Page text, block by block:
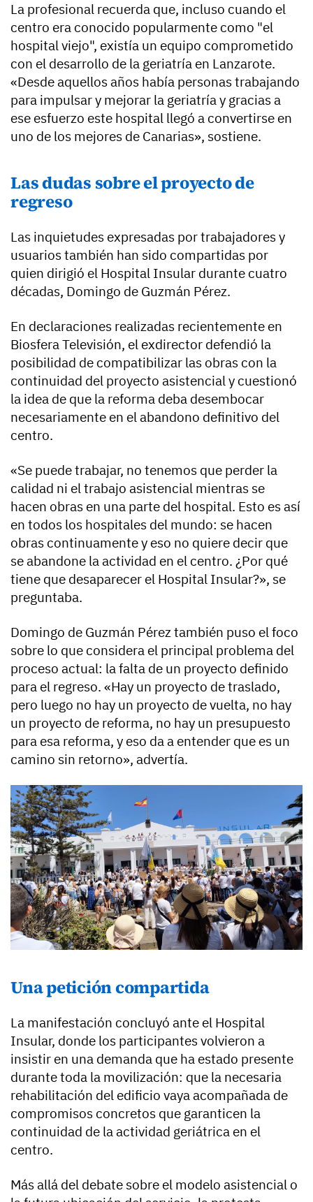
La profesional recuerda que, incluso cuando el
centro era conocido popularmente como "el
hospital viejo", existía un equipo comprometido
con el desarrollo de la geriatría en Lanzarote.
«Desde aquellos años había personas trabajando
para impulsar y mejorar la geriatría y gracias a
ese esfuerzo este hospital llegó a convertirse en
uno de los mejores de Canarias», sostiene.
Las dudas sobre el proyecto de
regreso
Las inquietudes expresadas por trabajadores y
usuarios también han sido compartidas por
quien dirigió el Hospital Insular durante cuatro
décadas, Domingo de Guzmán Pérez.
En declaraciones realizadas recientemente en
Biosfera Televisión, el exdirector defendió la
posibilidad de compatibilizar las obras con la
continuidad del proyecto asistencial y cuestionó
la idea de que la reforma deba desembocar
necesariamente en el abandono definitivo del
centro.
«Se puede trabajar, no tenemos que perder la
calidad ni el trabajo asistencial mientras se
hacen obras en una parte del hospital. Esto es así
en todos los hospitales del mundo: se hacen
obras continuamente y eso no quiere decir que
se abandone la actividad en el centro. ¿Por qué
tiene que desaparecer el Hospital Insular?», se
preguntaba.
Domingo de Guzmán Pérez también puso el foco
sobre lo que considera el principal problema del
proceso actual: la falta de un proyecto definido
para el regreso. «Hay un proyecto de traslado,
pero luego no hay un proyecto de vuelta, no hay
un proyecto de reforma, no hay un presupuesto
para esa reforma, y eso da a entender que es un
camino sin retorno», advertía.
Una petición compartida
La manifestación concluyó ante el Hospital
Insular, donde los participantes volvieron a
insistir en una demanda que ha estado presente
durante toda la movilización: que la necesaria
rehabilitación del edificio vaya acompañada de
compromisos concretos que garanticen la
continuidad de la actividad geriátrica en el
centro.
Más allá del debate sobre el modelo asistencial o